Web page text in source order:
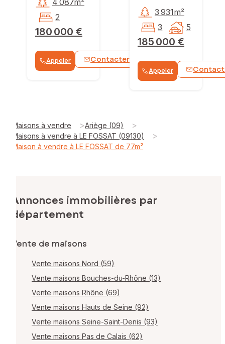
180 000 €
2
Appeler Contacter WhatsApp
185 000 €
3 931m²
3
5
Appeler
Maisons à vendre >Ariège (09) >
Maisons à vendre à LE FOSSAT (09130) >
Maison à vendre à LE FOSSAT de 77m²
Annonces immobilières par
département
Vente de maisons
Vente maisons Nord (59)
Vente maisons Bouches-du-Rhône (13)
Vente maisons Rhône (69)
Vente maisons Hauts de Seine (92)
Vente maisons Seine-Saint-Denis (93)
Vente maisons Pas de Calais (62)